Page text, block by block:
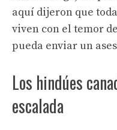
aquí dijeron que
viven con el temor
pueda enviar un
Los hindúes
escalada